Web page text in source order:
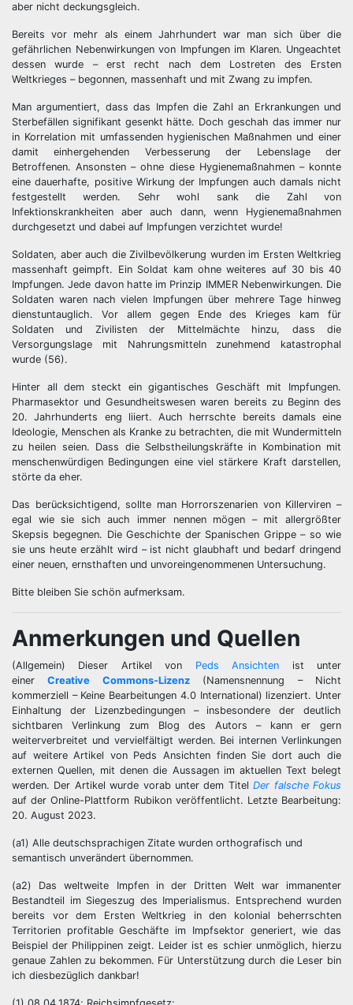
aber nicht deckungsgleich.
Bereits vor mehr als einem Jahrhundert war man sich über die
gefährlichen Nebenwirkungen von Impfungen im Klaren. Ungeachtet
dessen wurde – erst recht nach dem Lostreten des Ersten
Weltkrieges – begonnen, massenhaft und mit Zwang zu impfen.
Man argumentiert, dass das Impfen die Zahl an Erkrankungen und
Sterbefällen signifikant gesenkt hätte. Doch geschah das immer nur
in Korrelation mit umfassenden hygienischen Maßnahmen und einer
damit einhergehenden Verbesserung der Lebenslage der
Betroffenen. Ansonsten – ohne diese Hygienemaßnahmen – konnte
eine dauerhafte, positive Wirkung der Impfungen auch damals nicht
festgestellt werden. Sehr wohl sank die Zahl von
Infektionskrankheiten aber auch dann, wenn Hygienemaßnahmen
durchgesetzt und dabei auf Impfungen verzichtet wurde!
Soldaten, aber auch die Zivilbevölkerung wurden im Ersten Weltkrieg
massenhaft geimpft. Ein Soldat kam ohne weiteres auf 30 bis 40
Impfungen. Jede davon hatte im Prinzip IMMER Nebenwirkungen. Die
Soldaten waren nach vielen Impfungen über mehrere Tage hinweg
dienstuntauglich. Vor allem gegen Ende des Krieges kam für
Soldaten und Zivilisten der Mittelmächte hinzu, dass die
Versorgungslage mit Nahrungsmitteln zunehmend katastrophal
wurde (56).
Hinter all dem steckt ein gigantisches Geschäft mit Impfungen.
Pharmasektor und Gesundheitswesen waren bereits zu Beginn des
20. Jahrhunderts eng liiert. Auch herrschte bereits damals eine
Ideologie, Menschen als Kranke zu betrachten, die mit Wundermitteln
zu heilen seien. Dass die Selbstheilungskräfte in Kombination mit
menschenwürdigen Bedingungen eine viel stärkere Kraft darstellen,
störte da eher.
Das berücksichtigend, sollte man Horrorszenarien von Killerviren –
egal wie sie sich auch immer nennen mögen – mit allergrößter
Skepsis begegnen. Die Geschichte der Spanischen Grippe – so wie
sie uns heute erzählt wird – ist nicht glaubhaft und bedarf dringend
einer neuen, ernsthaften und unvoreingenommenen Untersuchung.
Bitte bleiben Sie schön aufmerksam.
Anmerkungen und Quellen
(Allgemein) Dieser Artikel von Peds Ansichten ist unter
einerCreative Commons-Lizenz(Namensnennung – Nicht
kommerziell – Keine Bearbeitungen 4.0 International) lizenziert. Unter
Einhaltung der Lizenzbedingungen – insbesondere der deutlich
sichtbaren Verlinkung zum Blog des Autors – kann er gern
weiterverbreitet und vervielfältigt werden. Bei internen Verlinkungen
auf weitere Artikel von Peds Ansichten finden Sie dort auch die
externen Quellen, mit denen die Aussagen im aktuellen Text belegt
werden. Der Artikel wurde vorab unter dem TitelDer falsche Fokus
auf der Online-Plattform Rubikon veröffentlicht. Letzte Bearbeitung:
20. August 2023.
(a1) Alle deutschsprachigen Zitate wurden orthografisch und
semantisch unverändert übernommen.
(a2) Das weltweite Impfen in der Dritten Welt war immanenter
Bestandteil im Siegeszug des Imperialismus. Entsprechend wurden
bereits vor dem Ersten Weltkrieg in den kolonial beherrschten
Territorien profitable Geschäfte im Impfsektor generiert, wie das
Beispiel der Philippinen zeigt. Leider ist es schier unmöglich, hierzu
genaue Zahlen zu bekommen. Für Unterstützung durch die Leser bin
ich diesbezüglich dankbar!